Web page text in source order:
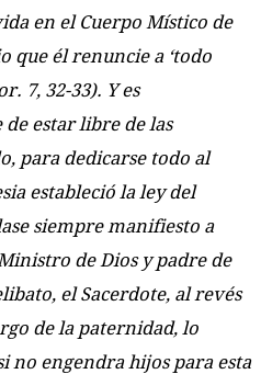
en el Cuerpo Místico de
que él renuncie a ‘todo
7, 32-33). Y es
estar libre de las
para dedicarse todo al
estableció la ley del
siempre manifiesto a
de Dios y padre de
el Sacerdote, al revés
de la paternidad, lo
no engendra hijos para esta